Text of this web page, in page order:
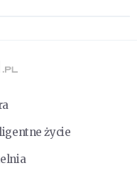
życie